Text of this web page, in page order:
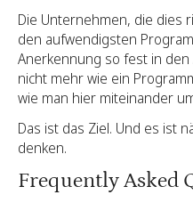
Die Unternehmen, die dies
den aufwendigsten
Anerkennung so fest in
nicht mehr wie ein
wie man hier miteinander
Das ist das Ziel. Und es ist
denken.
Frequently Asked